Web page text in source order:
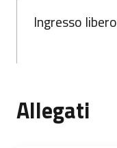
Ingresso libero
Allegati